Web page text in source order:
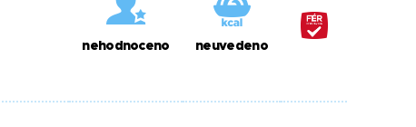
nehodnoceno neuvedeno